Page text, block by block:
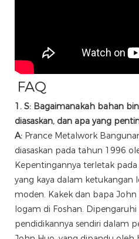
FAQ
1. S: Bagaimanakah bahan
diasaskan, dan apa yang
A: Prance Metalwork
diasaskan pada tahun 1996
Kepentingannya terletak
yang kaya dalam ketukangan
moden. Kakek dan bapa
logam di Foshan.
pendidikannya sendiri dalam